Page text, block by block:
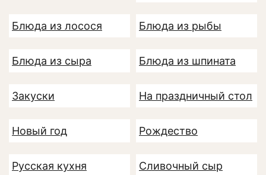
Блюда из лосося Блюда из рыбы
Блюда из сыра Блюда из шпината
Закуски На праздничный стол
Новый год Рождество
Русская кухня Сливочный сыр